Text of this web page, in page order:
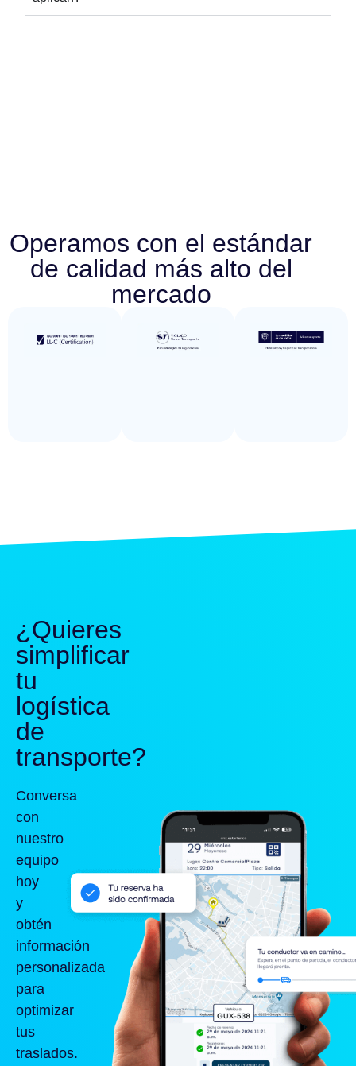
Operamos con el estándar
de calidad más alto del
mercado
¿Quieres
simplificar
tu
logística
de
transporte?
Conversa
con
nuestro
equipo
hoy
y
obtén
información
personalizada
para
optimizar
tus
traslados.